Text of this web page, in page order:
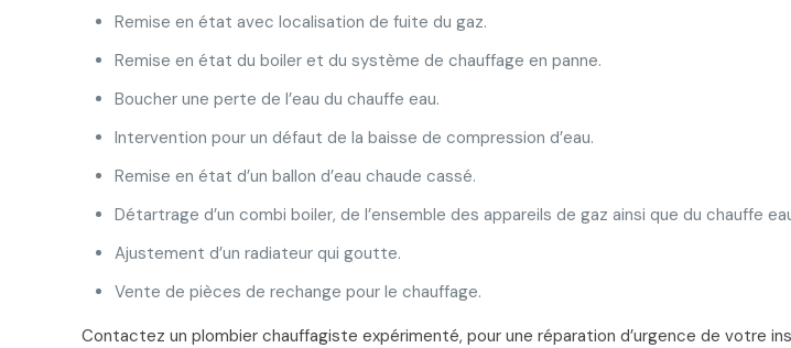
Remise en état avec localisation de fuite du gaz.
Remise en état du boiler et du système de chauffage en panne.
Boucher une perte de l’eau du chauffe eau.
Intervention pour un défaut de la baisse de compression d’eau.
Remise en état d’un ballon d’eau chaude cassé.
Détartrage d’un combi boiler, de l’ensemble des appareils de gaz ainsi que du chauffe
Ajustement d’un radiateur qui goutte.
Vente de pièces de rechange pour le chauffage.
Contactez un plombier chauffagiste expérimenté, pour une réparation d’urgence de votre